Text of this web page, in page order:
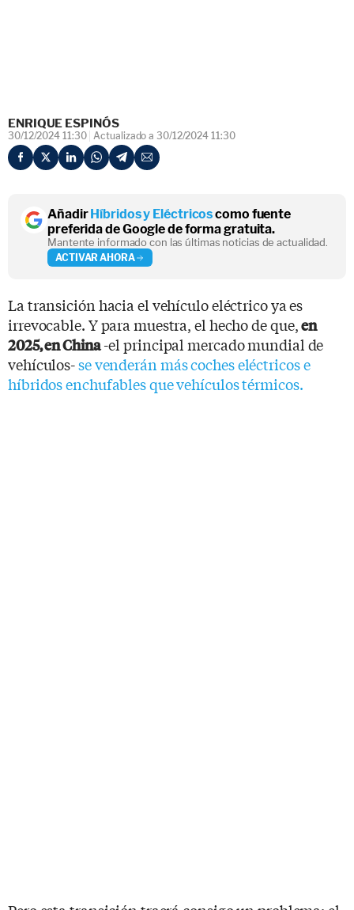
ENRIQUE ESPINÓS
30/12/2024 11:30 Actualizado a 30/12/2024 11:30
AñadirHíbridos y Eléctricoscomo fuente
preferida de Google de forma gratuita.
Mantente informado con las últimas noticias de actualidad.
ACTIVAR AHORA
La transición hacia el vehículo eléctrico ya es
irrevocable. Y para muestra, el hecho de que,en
2025, en China-el principal mercado mundial de
vehículos-se venderán más coches eléctricos e
híbridos enchufables que vehículos térmicos.